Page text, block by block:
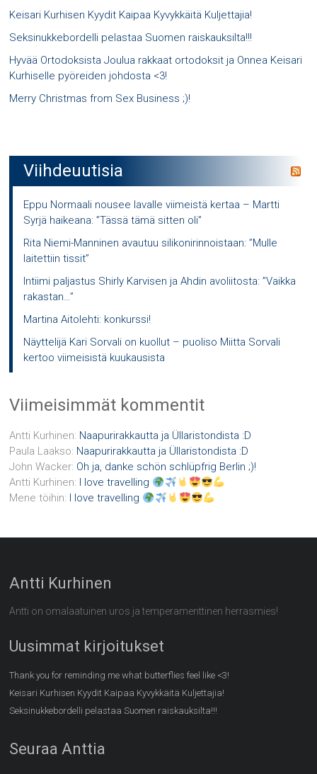
Keisari Kurhisen Kyydit Kaipaa Kyvykkäitä Kuljettajia!
Seksinukkebordelli pelastaa Suomen raiskauksilta!!!
Hyvää Ortodoksista Joulua rakkaat ortodoksit ja Onnea Keisari
Kurhiselle pyöreiden johdosta <3!
Merry Christmas from Sex Business ;)!
Viihdeuutisia
Eppu Normaali nousee lavalle viimeistä kertaa – Martti
Syrjä haikeana: ”Tässä tämä sitten oli”
Rita Niemi-Manninen avautuu silikonirinnoistaan: ”Mulle
laitettiin tissit”
Intiimi paljastus Shirly Karvisen ja Ahdin avoliitosta: ”Vaikka
rakastan…”
Martina Aitolehti: konkurssi!
Näyttelijä Kari Sorvali on kuollut – puoliso Miitta Sorvali
kertoo viimeisistä kuukausista
Viimeisimmät kommentit
Antti Kurhinen: Naapurirakkautta ja Üllaristondista :D
Paula Laakso: Naapurirakkautta ja Üllaristondista :D
John Wacker: Oh ja, danke schön schlüpfrig Berlin ;)!
Antti Kurhinen: I love travelling
Mene töihin: I love travelling
Antti Kurhinen
Antti on omalaatuinen uros ja temperamenttinen herrasmies!
Uusimmat kirjoitukset
Thank you for reminding me what butterflies feel like <3!
Keisari Kurhisen Kyydit Kaipaa Kyvykkäitä Kuljettajia!
Seksinukkebordelli pelastaa Suomen raiskauksilta!!!
Seuraa Anttia